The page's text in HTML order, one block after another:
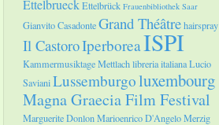
EttelbrueckEttelbrück Frauenbibliothek Saar
Gianvito CasadonteGrand Théâtrehairspray
Il CastoroIperboreaISPI
Kammermusiktage Mettlachlibreria italianaLucio
SavianiLussemburgoluxembourg
Magna Graecia Film Festival
Marguerite DonlonMarioenrico D'AngeloMerzig